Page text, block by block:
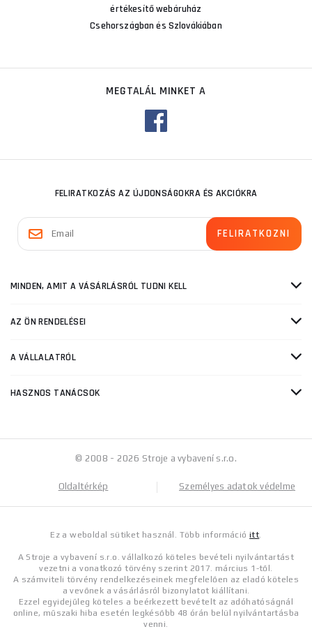
értékesítő webáruház
Csehországban és Szlovákiában
MEGTALÁL MINKET A
FELIRATKOZÁS AZ ÚJDONSÁGOKRA ÉS AKCIÓKRA
MINDEN, AMIT A VÁSÁRLÁSRÓL TUDNI KELL
AZ ÖN RENDELÉSEI
A VÁLLALATRÓL
HASZNOS TANÁCSOK
© 2008 - 2026 Stroje a vybavení s.r.o.
Oldaltérkép Személyes adatok védelme
Ez a weboldal sütiket használ. Több információitt.
A Stroje a vybavení s.r.o. vállalkozó köteles bevételi nyilvántartást
vezetni a vonatkozó törvény szerint 2017. március 1-től.
A számviteli törvény rendelkezéseinek megfelelően az eladó köteles
a vevőnek a vásárlásról bizonylatot kiállítani.
Ezzel egyidejűleg köteles a beérkezett bevételt az adóhatóságnál
online, műszaki hiba esetén legkésőbb 48 órán belül nyilvántartásba
venni.